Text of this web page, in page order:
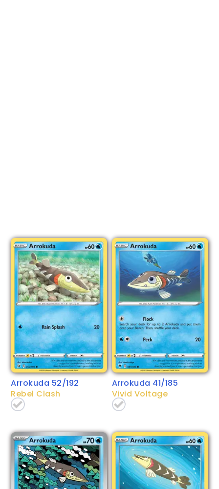
Arrokuda 52/192
Rebel Clash
Arrokuda 41/185
Vivid Voltage